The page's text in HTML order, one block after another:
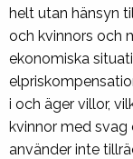
helt utan hänsyn
och kvinnors och
ekonomiska
i och äger villor,
kvinnor med
använder inte